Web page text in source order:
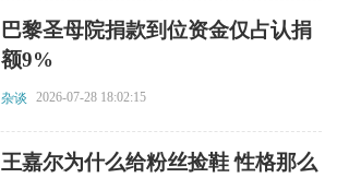
​巴黎圣母院捐款到位资金仅占认捐
额9%
杂谈 2026-07-28 18:02:15
​王嘉尔为什么给粉丝捡鞋 性格那么